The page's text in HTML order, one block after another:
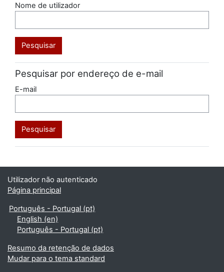
Nome de utilizador
Pesquisar por endereço de e-mail
E-mail
Utilizador não autenticado
Página principal
Português - Portugal ‎(pt)‎
English ‎(en)‎
Português - Portugal ‎(pt)‎
Resumo da retenção de dados
Mudar para o tema standard